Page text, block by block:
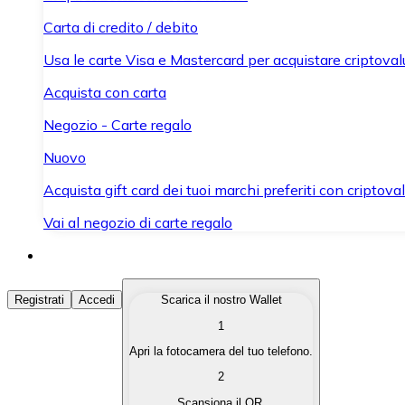
Carta di credito / debito
Usa le carte Visa e Mastercard per acquistare
Acquista con carta
Negozio - Carte regalo
Nuovo
Acquista gift card dei tuoi marchi preferiti con
Vai al negozio di carte regalo
Acquista Criptovalute
Acquista le criptovalute che ti interessano in modo
Converti le tue criptovalute in valuta fiat quando ne hai
Registrati Accedi
Scarica il nostro Wallet
1
Apri la fotocamera del tuo telefono.
2